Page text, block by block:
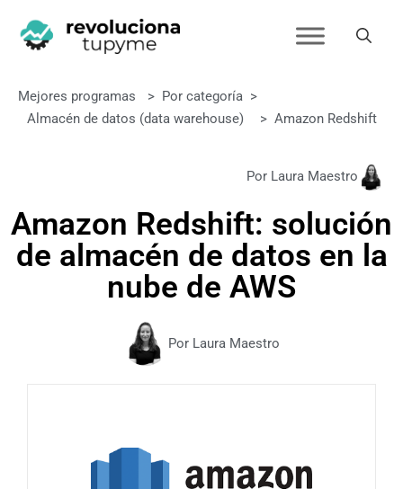
Mejores programas > Por categoría >
Almacén de datos (data warehouse)
> Amazon Redshift
Por Laura Maestro
Amazon Redshift: solución
de almacén de datos en la
nube de AWS
Por Laura Maestro